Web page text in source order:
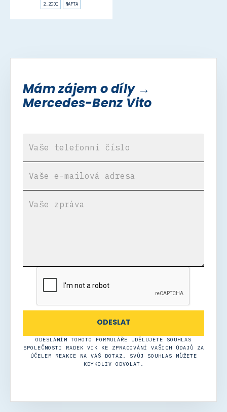
2.2CDI NAFTA
Mám zájem o díly →
Mercedes-Benz Vito
ODESLÁNÍM TOHOTO FORMULÁŘE UDĚLUJETE SOUHLAS
SPOLEČNOSTI RADEK VIK KE ZPRACOVÁNÍ VAŠICH ÚDAJŮ ZA
ÚČELEM REAKCE NA VÁŠ DOTAZ. SVŮJ SOUHLAS MŮŽETE
KDYKOLIV ODVOLAT.